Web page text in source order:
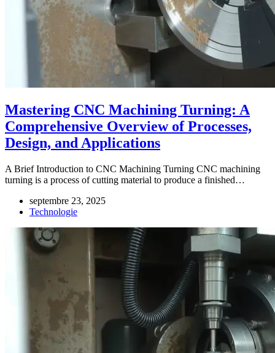
Mastering CNC Machining Turning: A
Comprehensive Overview of Processes,
Design, and Applications
A Brief Introduction to CNC Machining Turning CNC machining
turning is a process of cutting material to produce a finished…
septembre 23, 2025
Technologie